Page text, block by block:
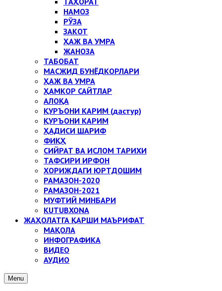
НАМОЗ
РЎЗА
ЗАКОТ
ҲАЖ ВА УМРА
ЖАНОЗА
ТАБОБАТ
МАСЖИД БУНЁДКОРЛАРИ
ҲАЖ ВА УМРА
ҲАМКОР САЙТЛАР
АЛОҚА
ҚУРЪОНИ КАРИМ (дастур)
ҚУРЪОНИ КАРИМ
ҲАДИСИ ШАРИФ
ФИҚҲ
СИЙРАТ ВА ИСЛОМ ТАРИХИ
ТАФСИРИ ИРФОН
ХОРИЖДАГИ ЮРТДОШИМ
РАМАЗОН-2020
РАМАЗОН-2021
МУФТИЙ МИНБАРИ
KUTUBXONA
ЖАҲОЛАТГА ҚАРШИ МАЪРИФАТ
МАҚОЛА
ИНФОГРАФИКА
ВИДЕО
АУДИО
Menu